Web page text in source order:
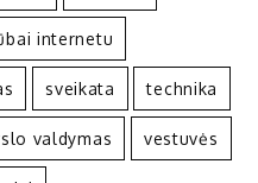
internetu
sveikata technika
valdymas vestuvės